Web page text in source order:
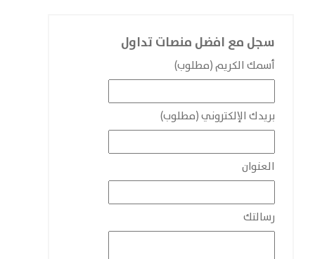
سجل مع افضل منصات تداول
أسمك الكريم (مطلوب)
بريدك الإلكتروني (مطلوب)
العنوان
رسالتك